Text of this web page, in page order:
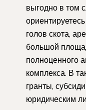
выгодно в том
голов скота,
большой
полноценного
комплекса. В
гранты,
юридическим